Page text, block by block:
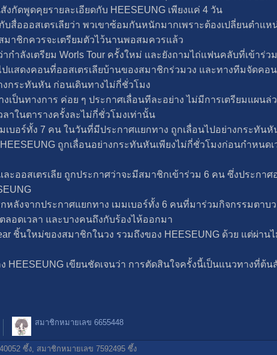
กัดพูดคุยรายละเอียดกับ HEESEUNG เพียงแค่ 4 วัน
สื่อออสเตรเลียว่า พวเขาซ้อมกันหนักมากเพราะต้องเปลี่ยนตำแ
าชิกควรจะเตรียมตัวไว้นานพอสมควรแล้ว
กำลังเตรียม Worls Tour ครั้งใหม่ และยังถามไถ่แฟนคลับที่เข้าร่
ปแสดงคอนที่ออสเตรเลียบ้านของสมาชิกร่วมวง และทางทีมจัดคอ
กระทันหัน ก่อนเดินทางไม่กี่ชั่วโมง
เป็นทางการ ค่อย ๆ ประกาศเลื่อนทีละอย่าง ไม่มีการเตรียมแผนล่
าในตารางครั้งละไม่กี่ชั่วโมงเท่านั้น
เบอร์ทั้ง 7 คน ในวันที่มีประกาศแยกทาง ถูกเลื่อนไปอย่างกระทัน
ถูกเลื่อนอย่างกระทันหันเพียงไม่กี่ชั่วโมงก่อนกำหนดเ
ะออสเตรเลีย ถูกประกาศว่าจะมีสมาชิกเข้าร่วม 6 คน ซึ่งประกา
หลังจากประกาศแยกทาง เมมเบอร์ทั้ง 6 คนที่มาร่วมกิจกรรมตา
อดเวลา และบางคนถึงกับร้องไห้ออกมา
ชิ้นใหม่ของสมาชิกในวง รวมถึงของ HEESEUNG ด้วย แต่ผ่าน
HEESEUNG เขียนชัดเจนว่า การตัดสินใจครั้งนี้เป็นแนวทางที่ต้น
สมาชิกหมายเลข 6655448
ซึ้ง, สมาชิกหมายเลข 7592495 ซึ้ง